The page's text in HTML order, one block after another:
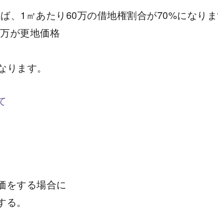
、1㎡あたり60万の借地権割合が70%になり
が更地価格
ます。
をする場合に
。